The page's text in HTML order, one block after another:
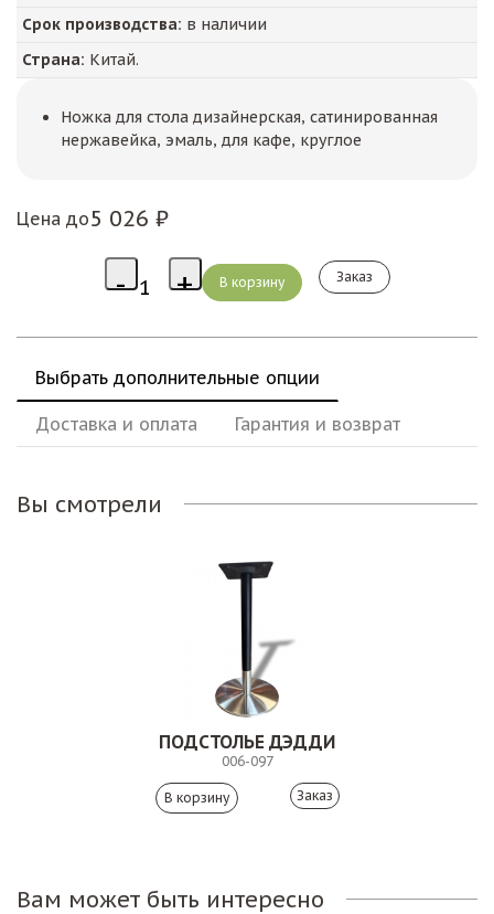
Срок производства: в наличии
Страна: Китай.
Ножка для стола дизайнерская, сатинированная
нержавейка, эмаль, для кафе, круглое
Цена до5 026 ₽
Заказ
Выбрать дополнительные опции
Доставка и оплата Гарантия и возврат
Вы смотрели
ПОДСТОЛЬЕ ДЭДДИ
006-097
Заказ
Вам может быть интересно